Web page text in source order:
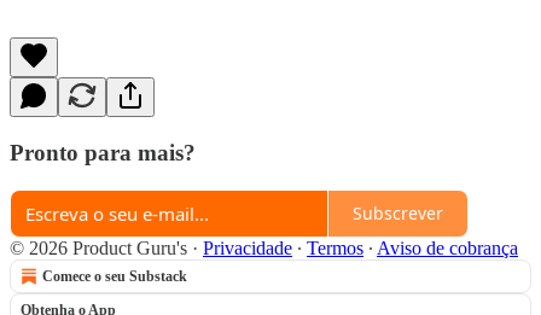
Pronto para mais?
Subscrever
© 2026 Product Guru's · Privacidade ∙ Termos ∙ Aviso de cobrança
Comece o seu Substack
Obtenha o App